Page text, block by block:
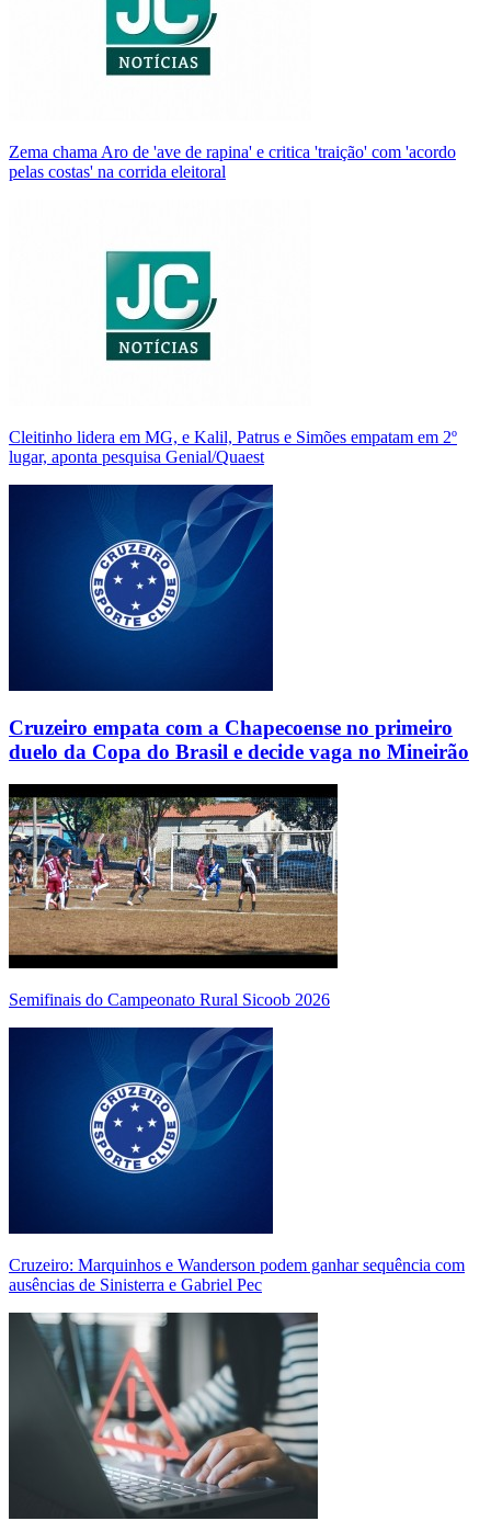
Zema chama Aro de 'ave de rapina' e critica 'traição' com 'acordo
pelas costas' na corrida eleitoral
Cleitinho lidera em MG, e Kalil, Patrus e Simões empatam em 2º
lugar, aponta pesquisa Genial/Quaest
Cruzeiro empata com a Chapecoense no primeiro
duelo da Copa do Brasil e decide vaga no Mineirão
Semifinais do Campeonato Rural Sicoob 2026
Cruzeiro: Marquinhos e Wanderson podem ganhar sequência com
ausências de Sinisterra e Gabriel Pec